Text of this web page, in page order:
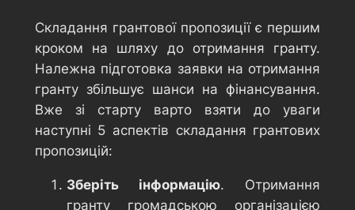
Складання грантової пропозиції є першим
кроком на шляху до отримання гранту.
Належна підготовка заявки на отримання
гранту збільшує шанси на фінансування.
Вже зі старту варто взяти до уваги
наступні 5 аспектів складання грантових
пропозицій:
Зберіть інформацію. Отримання
гранту громадською організацією